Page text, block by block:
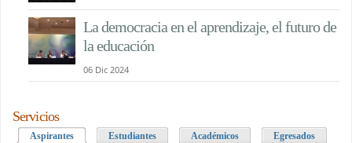
La democracia en el aprendizaje, el futuro de
la educación
06 Dic 2024
Servicios
Aspirantes (solapa activa)Estudiantes Académicos Egresados